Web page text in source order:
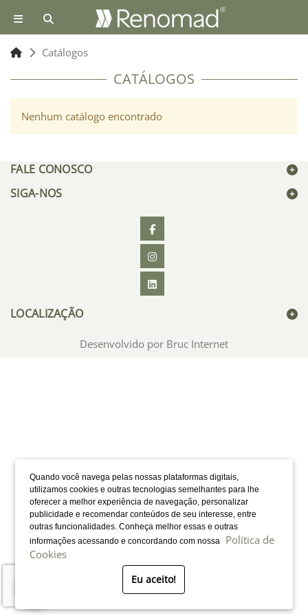
Quando você navega pelas nossas plataformas digitais,
utilizamos cookies e outras tecnologias semelhantes para lhe
oferecer a melhor experiência de navegação, personalizar
publicidade e recomendar conteúdos de seu interesse, entre
outras funcionalidades. Conheça melhor essas e outras
informações acessando e concordando com nossa
Política de
Cookies
Eu aceito!
Catálogos
CATÁLOGOS
Nenhum catálogo encontrado
FALE CONOSCO
SIGA-NOS
LOCALIZAÇÃO
Desenvolvido por Bruc Internet